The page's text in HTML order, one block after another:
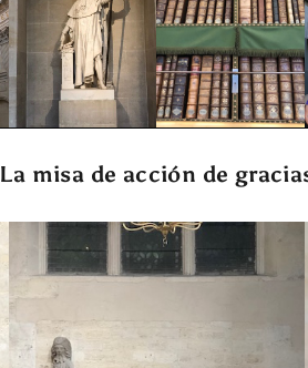
La misa de acción de